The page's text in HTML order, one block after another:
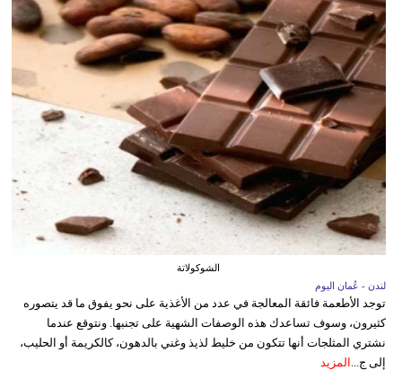
الشوكولاتة
لندن - عُمان اليوم
توجد الأطعمة فائقة المعالجة في عدد من الأغذية على نحو يفوق ما قد يتصوره
كثيرون، وسوف تساعدك هذه الوصفات الشهية على تجنبها. ونتوقع عندما
نشتري المثلجات أنها تتكون من خليط لذيذ وغني بالدهون، كالكريمة أو الحليب،
إلى ج... المزيد